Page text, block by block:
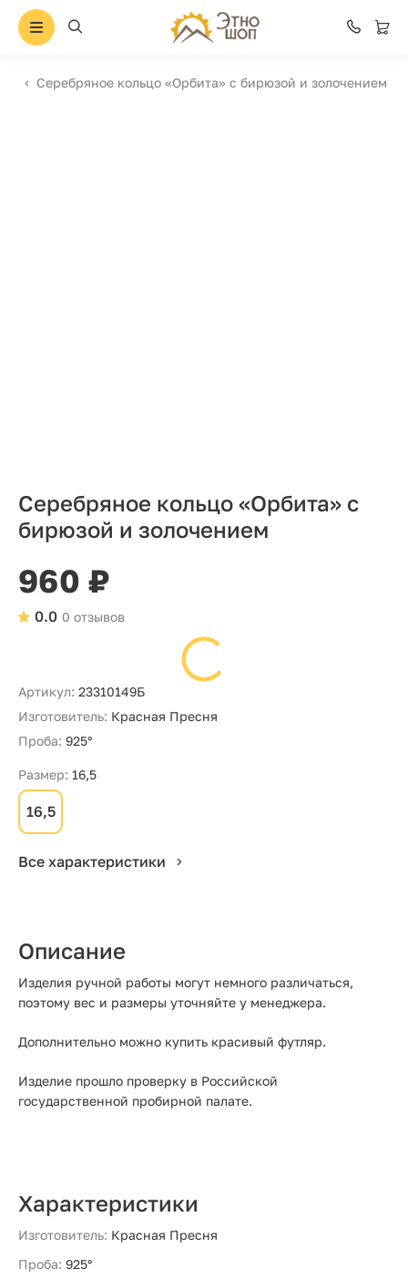
Серебряное кольцо «Орбита» с бирюзой и золочением
Серебряное кольцо «Орбита» с
бирюзой и золочением
960 ₽
0 отзывов
0.0
Артикул: 23310149Б
Изготовитель: Красная Пресня
Проба: 925°
Размер: 16,5
16,5
Все характеристики
Описание
Изделия ручной работы могут немного различаться,
поэтому вес и размеры уточняйте у менеджера.
Дополнительно можно купить красивый футляр.
Изделие прошло проверку в Российской
государственной пробирной палате.
Характеристики
Изготовитель: Красная Пресня
Проба: 925°